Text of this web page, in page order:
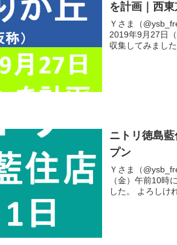
を計画｜西
Ｙさま（@ysb_freeman）です。
2019年9月27日（金）
ニトリ徳島
プン
Ｙさま（@ysb_freeman）です。
（金）午前10時に オープン